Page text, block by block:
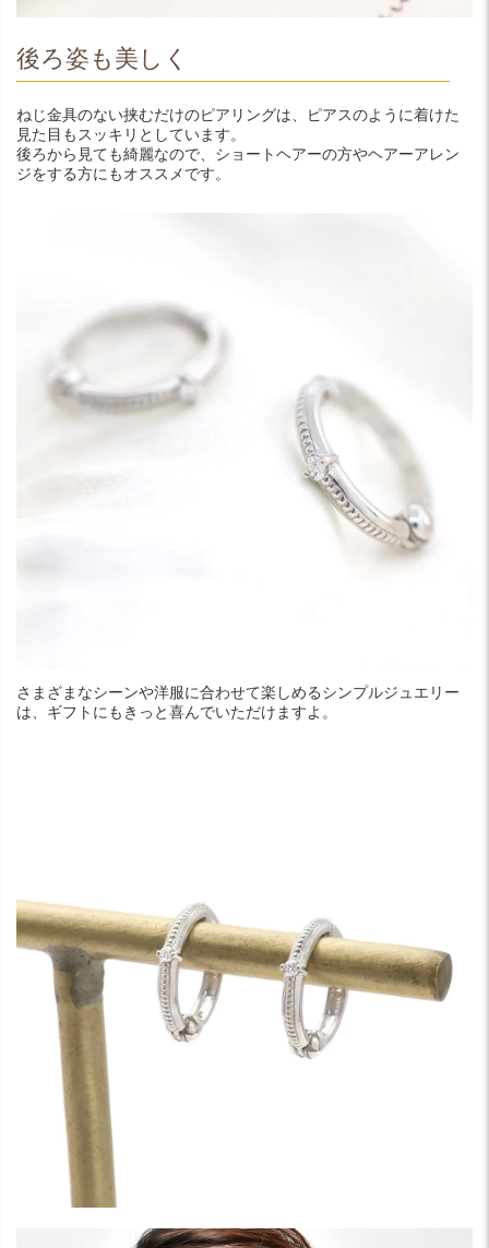
後ろ姿も美しく
ねじ金具のない挟むだけのピアリングは、ピアスのように着けた
見た目もスッキリとしています。
後ろから見ても綺麗なので、ショートヘアーの方やヘアーアレン
ジをする方にもオススメです。
さまざまなシーンや洋服に合わせて楽しめるシンプルジュエリー
は、ギフトにもきっと喜んでいただけますよ。